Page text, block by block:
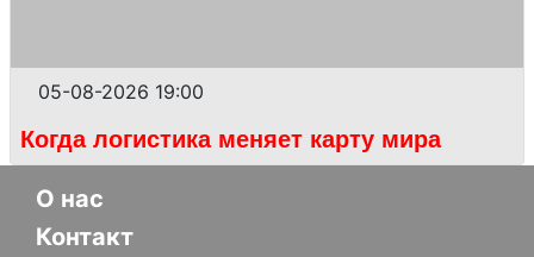
05-08-2026 19:00
Когда логистика меняет карту мира
О нас
Контакт